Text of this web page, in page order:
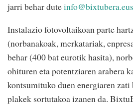
jarri behar duteinfo@bixtubera.eus
Instalazio fotovoltaikoan parte
(norbanakoak, merkatariak,
behar (400 bat eurotik hasita),
ohituren eta potentziaren arabera
kontsumituko duen energiaren
plakek sortutakoa izanen da.